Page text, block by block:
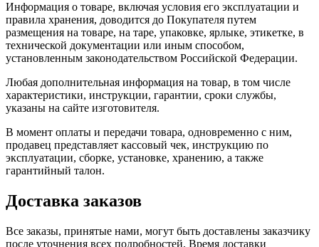
Информация о товаре, включая условия его эксплуатации и
правила хранения, доводится до Покупателя путем
размещения на товаре, на таре, упаковке, ярлыке, этикетке, в
технической документации или иным способом,
установленным законодательством Российской Федерации.
Любая дополнительная информация на товар, в том числе
характеристики, инструкции, гарантии, сроки службы,
указаны на сайте изготовителя.
В момент оплаты и передачи товара, одновременно с ним,
продавец представляет кассовый чек, инструкцию по
эксплуатации, сборке, установке, хранению, а также
гарантийный талон.
Доставка заказов
Все заказы, принятые нами, могут быть доставлены заказчику
после уточнения всех подробностей. Время доставки